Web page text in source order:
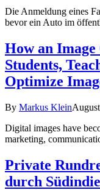
Die Anmeldung eines
bevor ein Auto im
How an
Students,
Optimize
By Markus Klein
Digital images have
marketing,
Private
durch